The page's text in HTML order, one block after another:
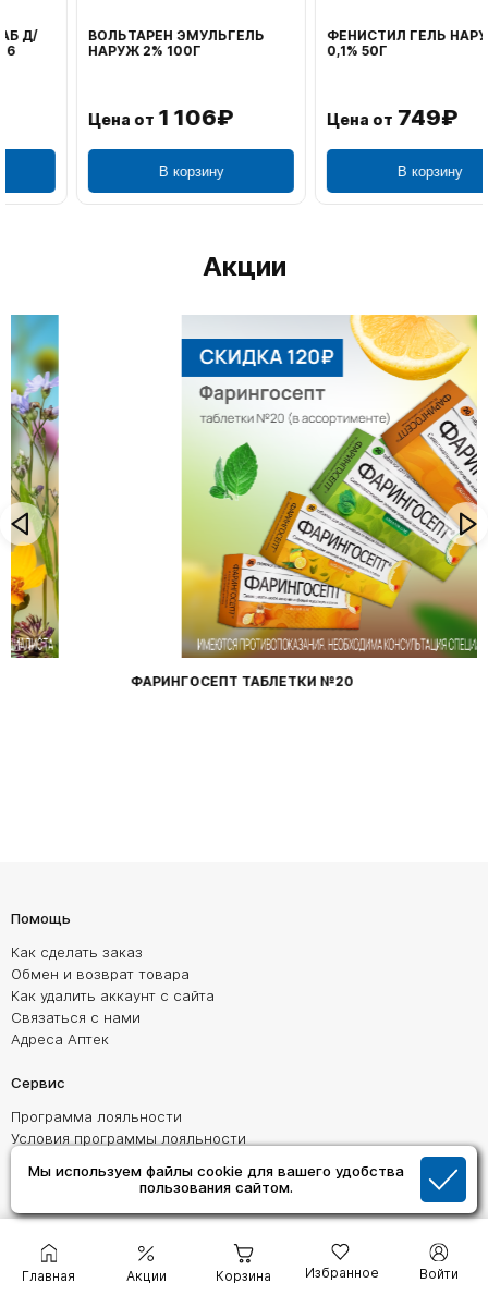
Мы используем файлы cookie для вашего удобства
пользования сайтом.
Главная Акции Корзина Избранное Войти
ВОЛЬТАРЕН ЭМУЛЬГЕЛЬ
НАРУЖ 2% 100Г
1 106₽
ФЕНИСТИЛ ГЕЛЬ НАРУЖ
749₽
Акции
ФАРИНГОСЕПТ ТАБЛЕТКИ №20
Помощь
Как сделать заказ
Обмен и возврат товара
Как удалить аккаунт с сайта
Связаться с нами
Адреса Аптек
Сервис
Программа лояльности
Условия программы лояльности
Политика обработки персональных данных
Согласие на обработку персональных данных
О Компании
О нас